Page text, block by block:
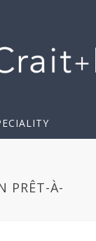
PRÊT-À-